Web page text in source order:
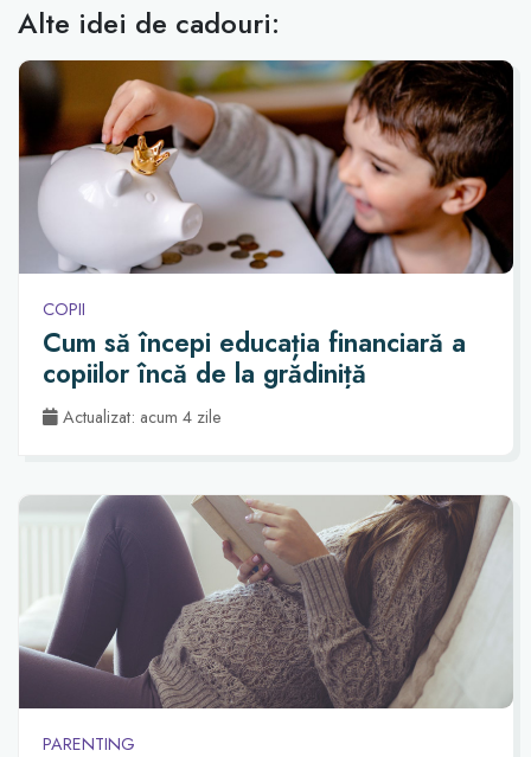
Alte idei de cadouri:
COPII
Cum să începi educația financiară a
copiilor încă de la grădiniță
Actualizat: acum 4 zile
PARENTING